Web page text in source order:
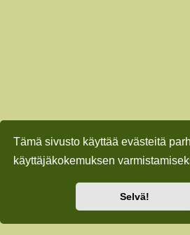
Tämä sivusto käyttää evästeitä
käyttäjäkokemuksen
Selvä!